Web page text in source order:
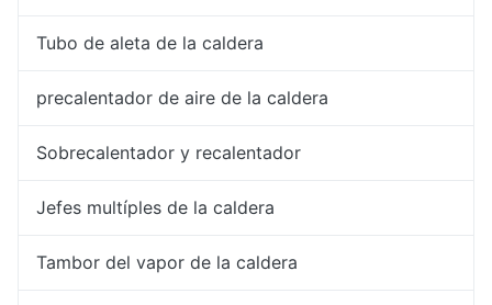
Tubo de aleta de la caldera
precalentador de aire de la caldera
Sobrecalentador y recalentador
Jefes multíples de la caldera
Tambor del vapor de la caldera